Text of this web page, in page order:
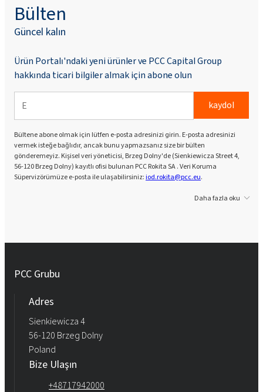
Bülten
Güncel kalın
Ürün Portalı'ndaki yeni ürünler ve PCC Capital Group
hakkında ticari bilgiler almak için abone olun
kaydol
Bültene abone olmak için lütfen e-posta adresinizi girin. E-posta adresinizi
vermek isteğe bağlıdır, ancak bunu yapmazsanız size bir bülten
gönderemeyiz. Kişisel veri yöneticisi, Brzeg Dolny'de (Sienkiewicza Street 4,
56-120 Brzeg Dolny) kayıtlı ofisi bulunan PCC Rokita SA . Veri Koruma
Süpervizörümüze e-posta ile ulaşabilirsiniz:iod.rokita@pcc.eu.
Daha fazla oku
PCC Grubu
Adres
Sienkiewicza 4
56-120 Brzeg Dolny
Poland
Bize Ulaşın
+48717942000